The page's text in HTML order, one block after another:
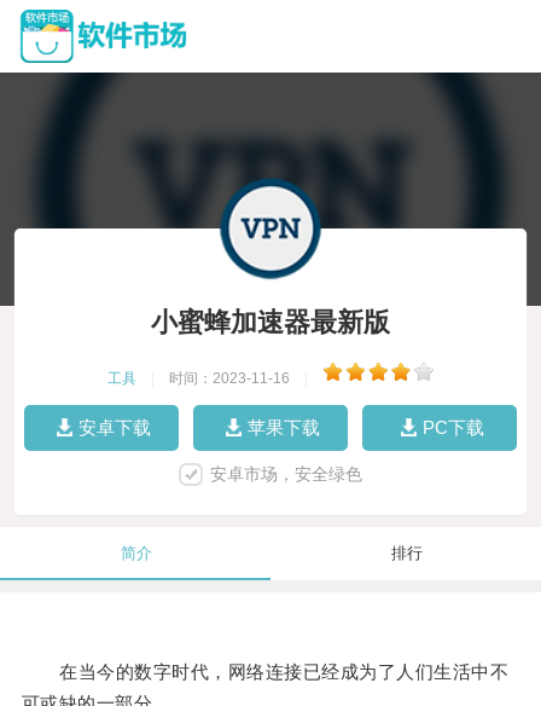
小蜜蜂加速器最新版
工具 时间：2023-11-16
安卓下载 苹果下载 PC下载
安卓市场，安全绿色
简介 排行
在当今的数字时代，网络连接已经成为了人们生活中不